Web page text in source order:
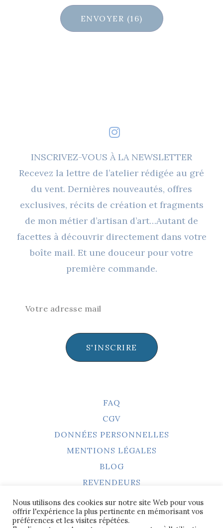
INSCRIVEZ-VOUS À LA NEWSLETTER
Recevez la lettre de l’atelier rédigée au gré
du vent. Dernières nouveautés, offres
exclusives, récits de création et fragments
de mon métier d’artisan d’art…Autant de
facettes à découvrir directement dans votre
boîte mail. Et une douceur pour votre
première commande.
S'INSCRIRE
FAQ
CGV
DONNÉES PERSONNELLES
MENTIONS LÉGALES
BLOG
REVENDEURS
Nous utilisons des cookies sur notre site Web pour vous
offrir l'expérience la plus pertinente en mémorisant vos
préférences et les visites répétées.